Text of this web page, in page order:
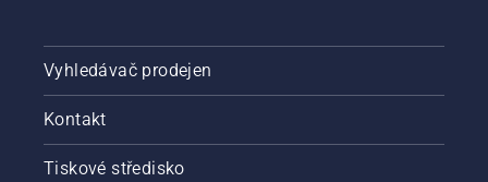
Vyhledávač prodejen
Kontakt
Tiskové středisko